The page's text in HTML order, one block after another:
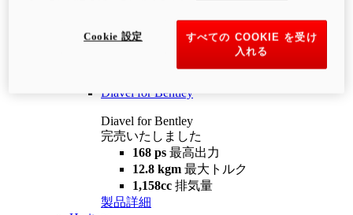
12.2 kgm
最大トルク
装備重量（燃料を除く）
Diavel for Bentley
Diavel for Bentley
完売いたしました
168 ps 最高出力
12.8 kgm 最大トルク
1,158cc 排気量
製品詳細
すべての COOKIE を受け
入れる
Cookie 設定